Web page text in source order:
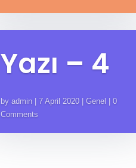
Yazı – 4
byadmin |7 April 2020 |Genel
| 0
Comments